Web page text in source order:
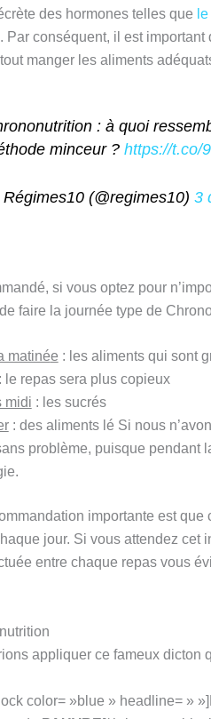
des hormones telles que
Par conséquent, il est
manger les aliments
: à quoi
minceur ? https://t.co/
(@regimes10) 3
si vous optez pour
faire la journée type de
matinée : les aliments qui sont
: le repas sera plus copieux
midi : les sucrés
: des aliments lé Si nous
problème, puisque pendant
importante est
jour. Si vous attendez cet
entre chaque repas vous
appliquer ce fameux dicton
color= »blue » headline= »